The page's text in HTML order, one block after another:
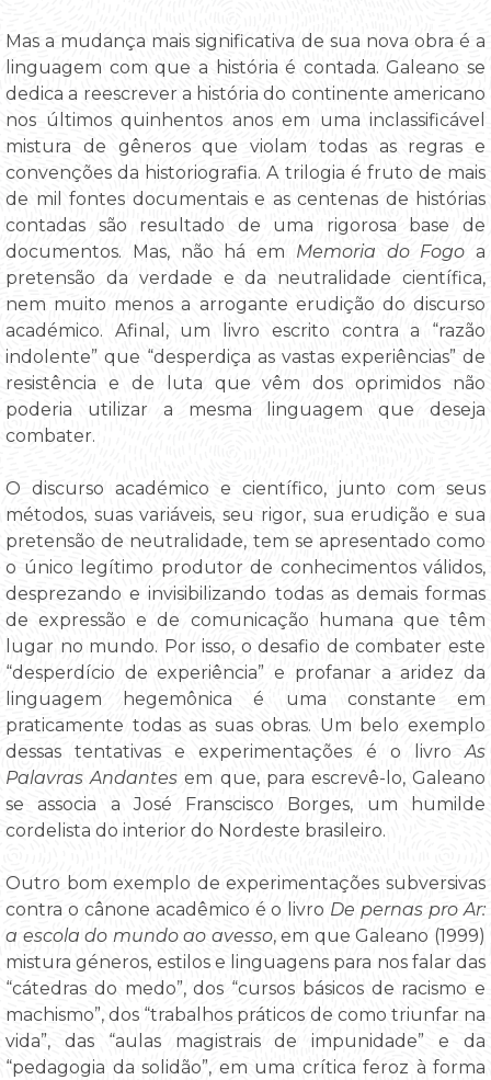
Mas a mudança mais significativa de sua nova obra é a
linguagem com que a história é contada. Galeano se
dedica a reescrever a história do continente americano
nos últimos quinhentos anos em uma inclassificável
mistura de gêneros que violam todas as regras e
convenções da historiografia. A trilogia é fruto de mais
de mil fontes documentais e as centenas de histórias
contadas são resultado de uma rigorosa base de
documentos. Mas, não há em Memoria do Fogo a
pretensão da verdade e da neutralidade científica,
nem muito menos a arrogante erudição do discurso
académico. Afinal, um livro escrito contra a “razão
indolente” que “desperdiça as vastas experiências” de
resistência e de luta que vêm dos oprimidos não
poderia utilizar a mesma linguagem que deseja
combater.
O discurso académico e científico, junto com seus
métodos, suas variáveis, seu rigor, sua erudição e sua
pretensão de neutralidade, tem se apresentado como
o único legítimo produtor de conhecimentos válidos,
desprezando e invisibilizando todas as demais formas
de expressão e de comunicação humana que têm
lugar no mundo. Por isso, o desafio de combater este
“desperdício de experiência” e profanar a aridez da
linguagem hegemônica é uma constante em
praticamente todas as suas obras. Um belo exemplo
dessas tentativas e experimentações é o livroAs
Palavras Andantes em que, para escrevê-lo, Galeano
se associa a José Franscisco Borges, um humilde
cordelista do interior do Nordeste brasileiro.
Outro bom exemplo de experimentações subversivas
contra o cânone acadêmico é o livro De pernas pro Ar:
a escola do mundo ao avesso, em que Galeano (1999)
mistura géneros, estilos e linguagens para nos falar das
“cátedras do medo”, dos “cursos básicos de racismo e
machismo”, dos “trabalhos práticos de como triunfar na
vida”, das “aulas magistrais de impunidade” e da
“pedagogia da solidão”, em uma crítica feroz à forma